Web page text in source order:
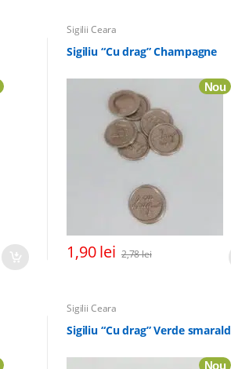
Sigilii Ceara
Sigiliu “Cu drag” Champagne
Nou
1,90lei 2,78lei
Sigilii Ceara
Sigiliu “Cu drag” Verde smarald
Nou